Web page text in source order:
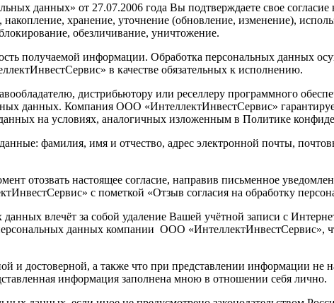
данных» от 27.07.2006 года Вы подтверждаете свое
хранение, уточнение (обновление, изменение),
обезличивание, уничтожение.
получаемой информации. Обработка персональных данных
в качестве обязательных к исполнению.
дистрибьютору или реселлеру программного
данных. Компания ООО «ИнтеллектИнвестСервис»
на условиях, аналогичных изложенным в Политике
фамилия, имя и отчество, адрес электронной почты,
отозвать настоящее согласие, направив письменное
с пометкой «Отзыв согласия на обработку
влечёт за собой удаление Вашей учётной записи с
данных компании ООО «ИнтеллектИнвестСервис»,
и достоверной, а также что при представлении информации не
информация заполнена мною в отношении себя лично.